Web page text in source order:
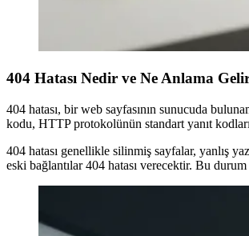
404 Hatası Nedir ve Ne Anlama
404 hatası, bir web sayfasının sunucuda
kodu, HTTP protokolünün standart yanıt
404 hatası genellikle silinmiş sayfalar, yanlış
eski bağlantılar 404 hatası verecektir. Bu